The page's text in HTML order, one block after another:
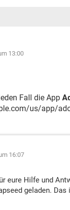
13:00
Fall die App
us/app/
16:07
eure Hilfe und
geladen.